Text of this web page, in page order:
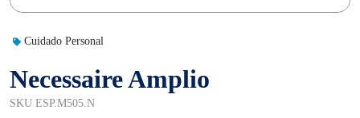
Cuidado Personal
Necessaire Amplio
SKU ESP.M505.N